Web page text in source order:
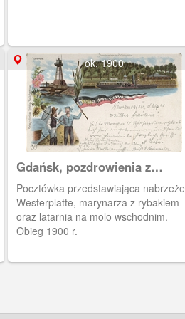
ok. 1900
Gdańsk, pozdrowienia z
Nowego Portu
Pocztówka przedstawiająca nabrzeże
Westerplatte, marynarza z rybakiem
oraz latarnia na molo wschodnim.
Obieg 1900 r.